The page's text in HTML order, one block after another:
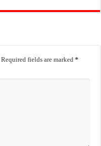
Required fields are marked*